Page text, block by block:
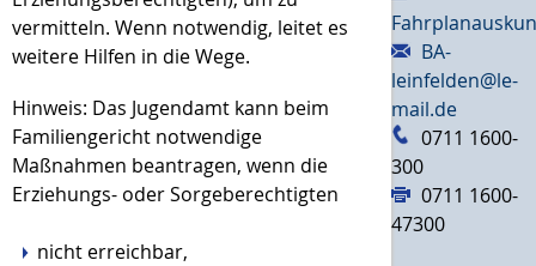
vermitteln. Wenn notwendig, leitet es
weitere Hilfen in die Wege.
Hinweis: Das Jugendamt kann beim
Familiengericht notwendige
Maßnahmen beantragen, wenn die
Erziehungs- oder Sorgeberechtigten
nicht erreichbar,
BA-
leinfelden@le-
mail.de
0711 1600-
300
0711 1600-
47300